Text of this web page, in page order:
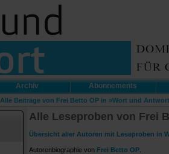
Archiv Abonnements
Alle Beiträge von Frei Betto OP in »Wort und
Alle Leseproben von Frei
Übersicht aller Autoren mit Leseproben in
Autorenbiographie von Frei Betto OP